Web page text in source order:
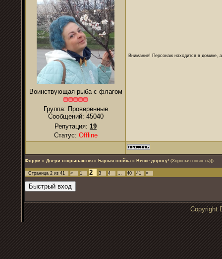
Воинствующая рыба с флагом
Группа: Проверенные
Сообщений: 45040
Репутация: 19
Статус: Offline
Внимание! Персонаж находится в домике,
Форум » Двери открываются » Барная стойка » Весне дорогу! (Хорошая новость)))
Страница 2 из 41 « 1 2 3 4 … 40 41 »
Copyright